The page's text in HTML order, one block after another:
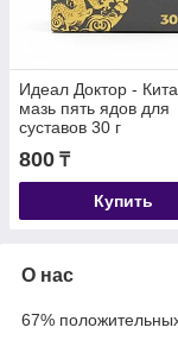
Идеал Доктор -
мазь пять ядов для
суставов 30 г
800 ₸
Купить
О нас
67%